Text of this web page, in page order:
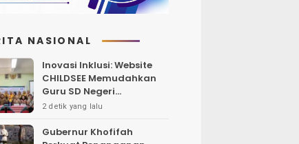
NASIONAL
Inovasi Inklusi: Website
CHILDSEE Memudahkan
Guru SD Negeri
Bantargebang III dalam
Berkebutuhan Khusus
2 detik yang lalu
Gubernur Khofifah